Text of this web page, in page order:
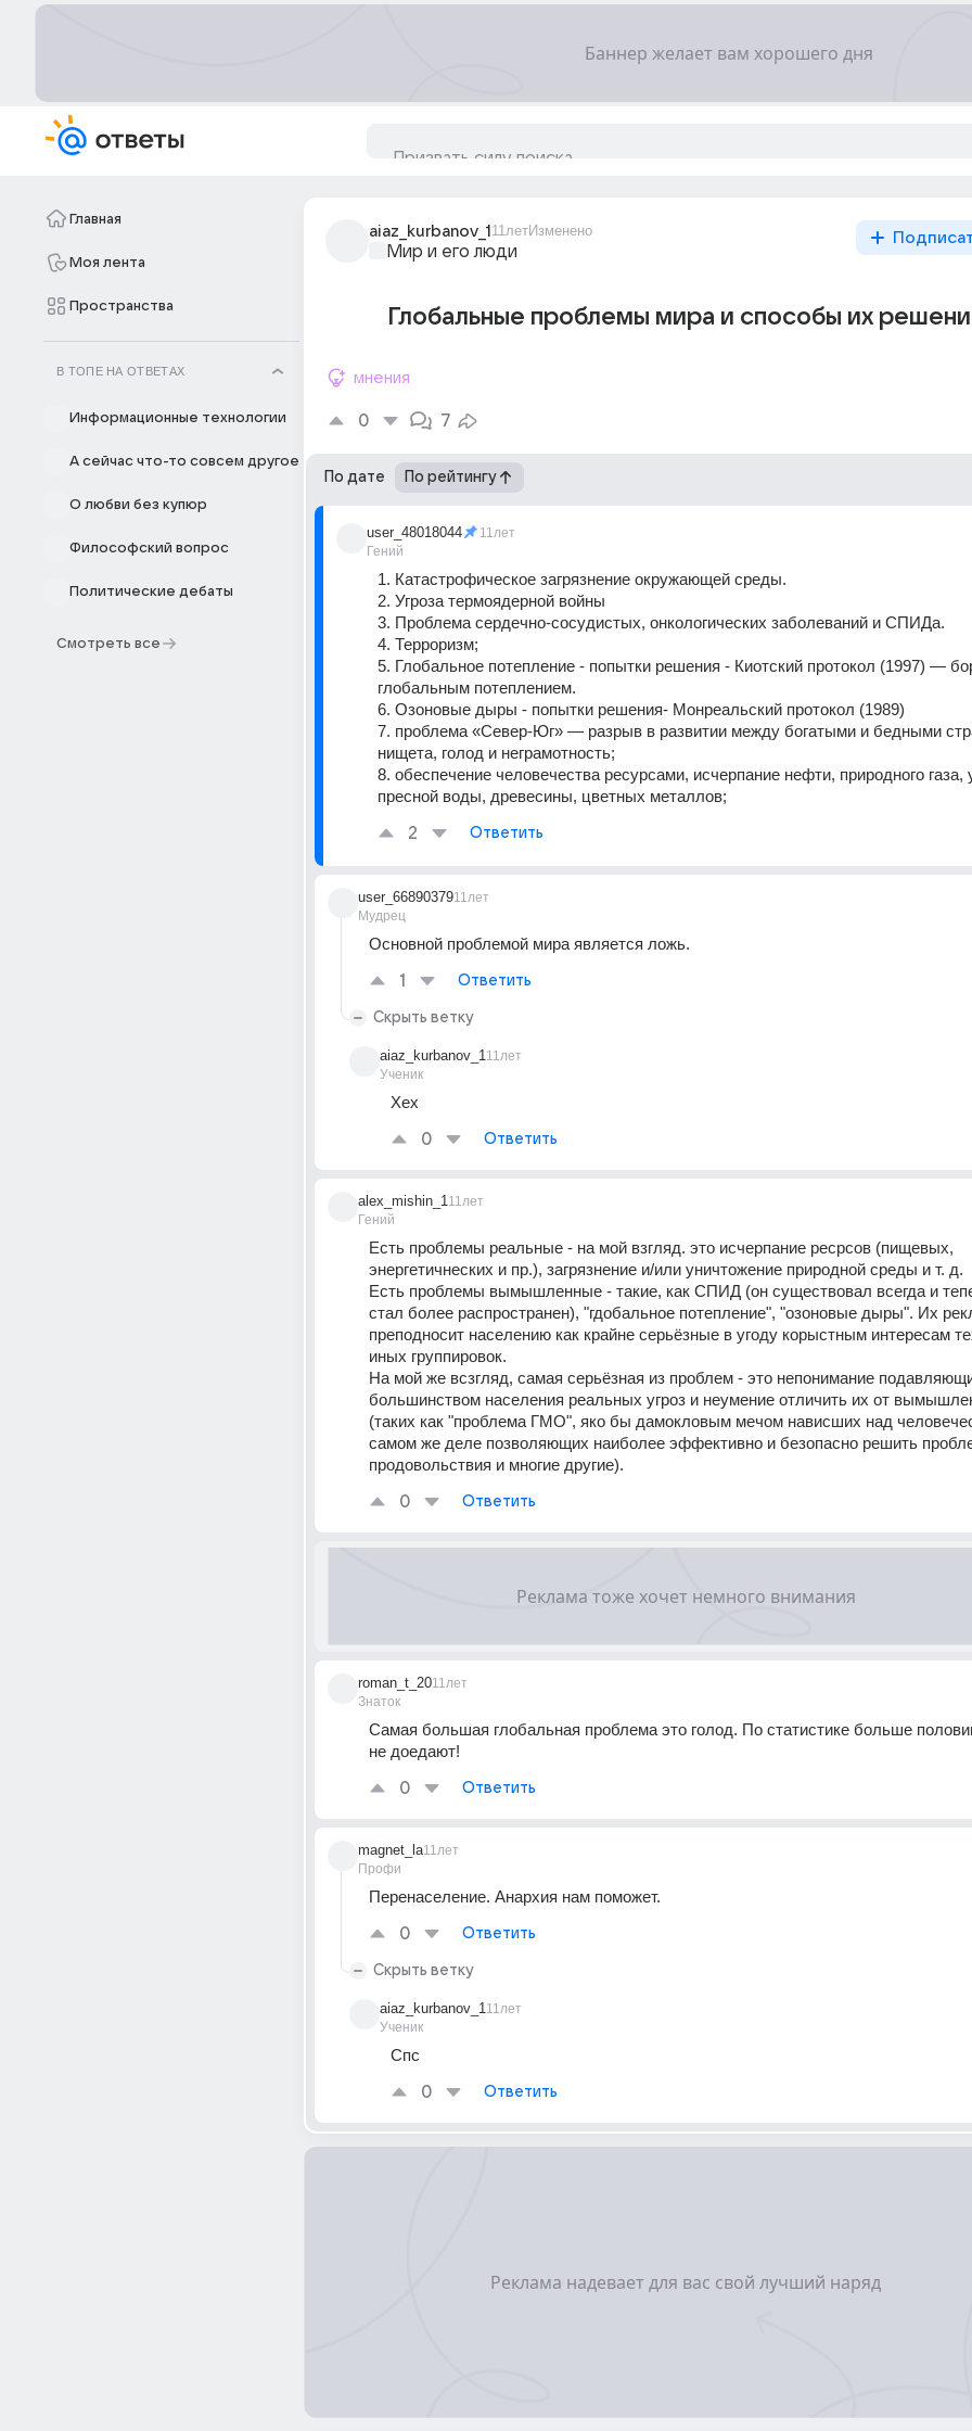
Главная
Моя лента
Пространства
В ТОПЕ НА ОТВЕТАХ
Информационные технологии
А сейчас что-то совсем другое
О любви без купюр
Философский вопрос
Политические дебаты
Смотреть все
aiaz_kurbanov_1 11летИзменено
Мир и его люди
Глобальные проблемы мира и способы их
мнения
0 7
По дате По рейтингу
user_48018044
Гений
11лет
1. Катастрофическое загрязнение окружающей среды.
2. Угроза термоядерной войны
3. Проблема сердечно-сосудистых, онкологических заболеваний и СПИДа.
4. Терроризм;
5. Глобальное потепление - попытки решения - Киотский протокол (1997) —
глобальным потеплением.
6. Озоновые дыры - попытки решения- Монреальский протокол (1989)
7. проблема «Север-Юг» — разрыв в развитии между богатыми и бедными
нищета, голод и неграмотность;
8. обеспечение человечества ресурсами, исчерпание нефти, природного газа,
пресной воды, древесины, цветных металлов;
2 Ответить
user_66890379
Мудрец
11лет
Основной проблемой мира является ложь.
1 Ответить
Скрыть ветку
aiaz_kurbanov_1
Ученик
11лет
Хех
0 Ответить
alex_mishin_1
Гений
11лет
Есть проблемы реальные - на мой взгляд. это исчерпание ресрсов (пищевых,
энергетичнеских и пр.), загрязнение и/или уничтожение природной среды и т. д.
Есть проблемы вымышленные - такие, как СПИД (он существовал всегда и
стал более распространен), "гдобальное потепление", "озоновые дыры". Их
преподносит населению как крайне серьёзные в угоду корыстным интересам
иных группировок.
На мой же всзгляд, самая серьёзная из проблем - это непонимание
большинством населения реальных угроз и неумение отличить их от
(таких как "проблема ГМО", яко бы дамокловым мечом нависших над
самом же деле позволяющих наиболее эффективно и безопасно решить
продовольствия и многие другие).
0 Ответить
roman_t_20
Знаток
11лет
Самая большая глобальная проблема это голод. По статистике больше
не доедают!
0 Ответить
magnet_la
Профи
11лет
Перенаселение. Анархия нам поможет.
0 Ответить
Скрыть ветку
aiaz_kurbanov_1
Ученик
11лет
Спс
0 Ответить